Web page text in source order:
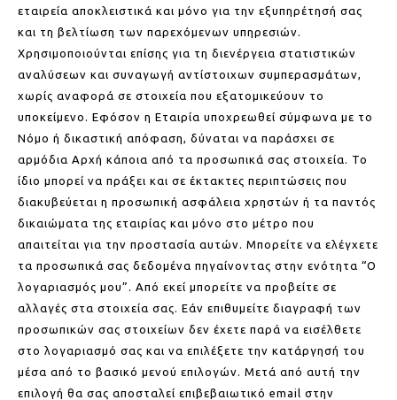
εταιρεία αποκλειστικά και μόνο για την εξυπηρέτησή σας
και τη βελτίωση των παρεχόμενων υπηρεσιών.
Χρησιμοποιούνται επίσης για τη διενέργεια στατιστικών
αναλύσεων και συναγωγή αντίστοιχων συμπερασμάτων,
χωρίς αναφορά σε στοιχεία που εξατομικεύουν το
υποκείμενο. Εφόσον η Εταιρία υποχρεωθεί σύμφωνα με το
Νόμο ή δικαστική απόφαση, δύναται να παράσχει σε
αρμόδια Αρχή κάποια από τα προσωπικά σας στοιχεία. Το
ίδιο μπορεί να πράξει και σε έκτακτες περιπτώσεις που
διακυβεύεται η προσωπική ασφάλεια χρηστών ή τα παντός
δικαιώματα της εταιρίας και μόνο στο μέτρο που
απαιτείται για την προστασία αυτών. Μπορείτε να ελέγχετε
τα προσωπικά σας δεδομένα πηγαίνοντας στην ενότητα “Ο
λογαριασμός μου”. Από εκεί μπορείτε να προβείτε σε
αλλαγές στα στοιχεία σας. Εάν επιθυμείτε διαγραφή των
προσωπικών σας στοιχείων δεν έχετε παρά να εισέλθετε
στο λογαριασμό σας και να επιλέξετε την κατάργησή του
μέσα από το βασικό μενού επιλογών. Μετά από αυτή την
επιλογή θα σας αποσταλεί επιβεβαιωτικό email στην